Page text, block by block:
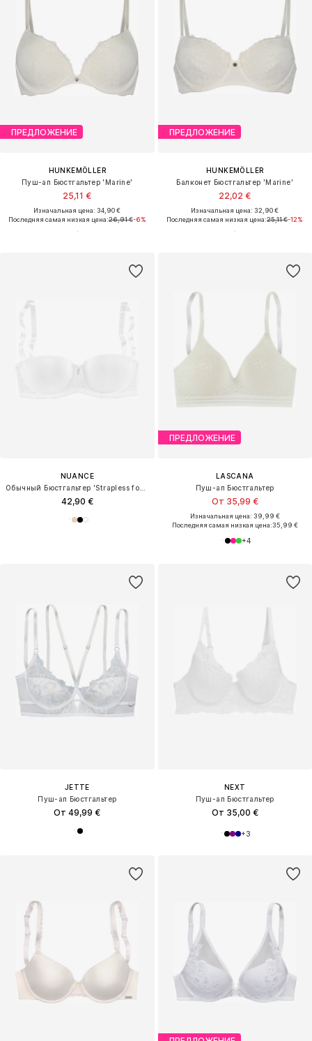
ПРЕДЛОЖЕНИЕ
HUNKEMÖLLER
Пуш-ап Бюстгальтер 'Marine'
25,11 €
Изначальная цена: 34,90 €
Последняя самая низкая цена:26,91 €-6%
ПРЕДЛОЖЕНИЕ
HUNKEMÖLLER
Балконет Бюстгальтер 'Marine'
22,02 €
Изначальная цена: 32,90 €
Последняя самая низкая цена:25,11 €-12%
NUANCE
42,90 €
ПРЕДЛОЖЕНИЕ
LASCANA
Пуш-ап Бюстгальтер
От 35,99 €
Изначальная цена: 39,99 €
Последняя самая низкая цена:35,99 €
+4
JETTE
Пуш-ап Бюстгальтер
От 49,99 €
NEXT
Пуш-ап Бюстгальтер
От 35,00 €
+3